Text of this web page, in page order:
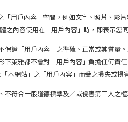
用戶內容」空間，例如文字、照片、影
內容使用在「用戶內容」時，即表示您
證「用戶內容」之準確、正當或其質量
萊雅都不會對「用戶內容」負擔任何責
本網站」之「用戶內容」而受之損失或損
符合一般道德標準及／或侵害第三人之